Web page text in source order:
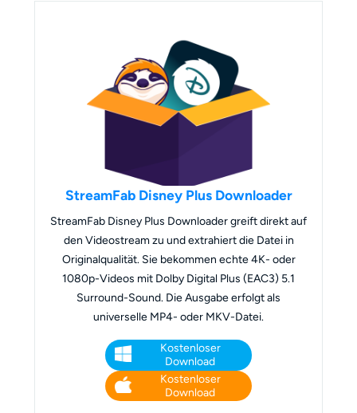
StreamFab Disney Plus Downloader
StreamFab Disney Plus Downloader greift direkt auf
den Videostream zu und extrahiert die Datei in
Originalqualität. Sie bekommen echte 4K- oder
1080p-Videos mit Dolby Digital Plus (EAC3) 5.1
Surround-Sound. Die Ausgabe erfolgt als
universelle MP4- oder MKV-Datei.
Kostenloser
Download
Kostenloser
Download